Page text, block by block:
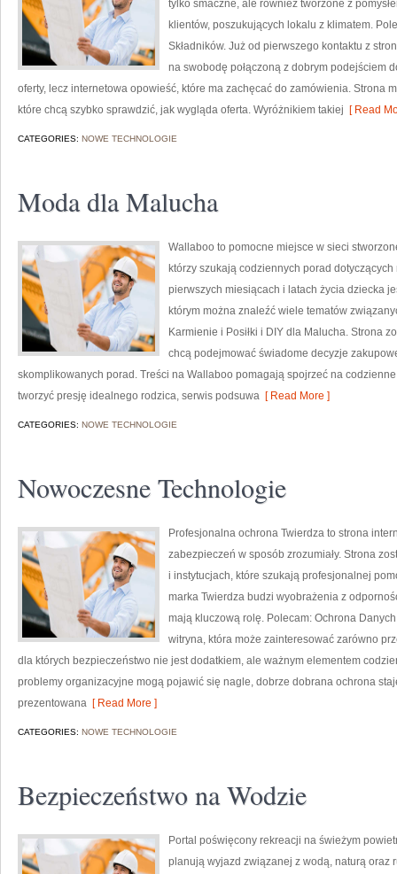
tylko smaczne, ale również tworzone z
klientów, poszukujących lokalu z klimatem.
Składników. Już od pierwszego kontaktu z
na swobodę połączoną z dobrym podejściem
oferty, lecz internetowa opowieść, które ma zachęcać do zamówienia. Strona
które chcą szybko sprawdzić, jak wygląda oferta. Wyróżnikiem takiej [ Read
CATEGORIES: NOWE TECHNOLOGIE
Moda dla Malucha
Wallaboo to pomocne miejsce w sieci
którzy szukają codziennych porad
pierwszych miesiącach i latach życia dziecka
którym można znaleźć wiele tematów
Karmienie i Posiłki i DIY dla Malucha. Strona
chcą podejmować świadome decyzje
skomplikowanych porad. Treści na Wallaboo pomagają spojrzeć na
tworzyć presję idealnego rodzica, serwis podsuwa [ Read More ]
CATEGORIES: NOWE TECHNOLOGIE
Nowoczesne Technologie
Profesjonalna ochrona Twierdza to strona
zabezpieczeń w sposób zrozumiały. Strona
i instytucjach, które szukają profesjonalnej
marka Twierdza budzi wyobrażenia z
mają kluczową rolę. Polecam: Ochrona
witryna, która może zainteresować zarówno
dla których bezpieczeństwo nie jest dodatkiem, ale ważnym elementem
problemy organizacyjne mogą pojawić się nagle, dobrze dobrana ochrona
prezentowana [ Read More ]
CATEGORIES: NOWE TECHNOLOGIE
Bezpieczeństwo na Wodzie
Portal poświęcony rekreacji na świeżym
planują wyjazd związanej z wodą, naturą oraz